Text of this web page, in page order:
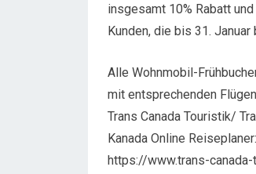
insgesamt 10% Rabatt
Kunden, die bis 31.
Alle Wohnmobil-
mit entsprechenden
Trans Canada Touristik/
Kanada Online Reiseplaner:
https://www.trans-